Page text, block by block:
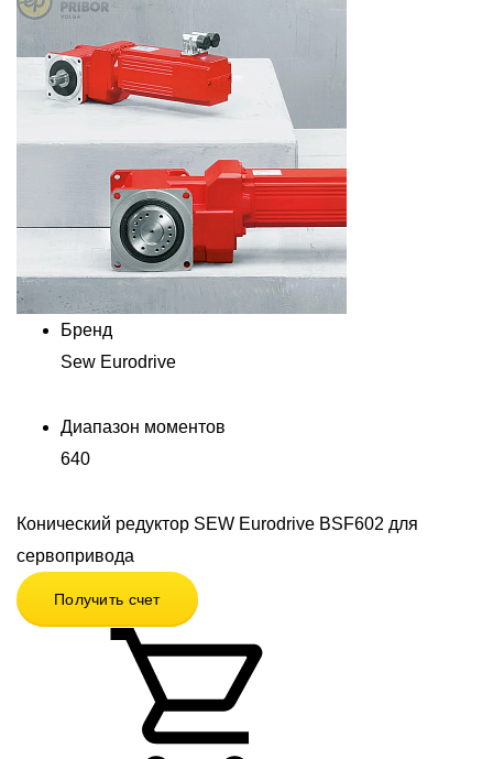
Бренд
Sew Eurodrive
Диапазон моментов
640
Конический редуктор SEW Eurodrive BSF602 для
сервопривода
Получить счет